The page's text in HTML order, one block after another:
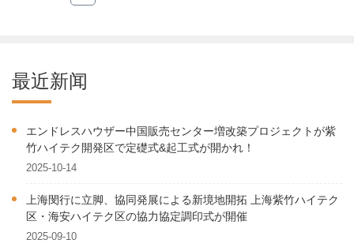
最近新闻
エンドレスハウザー中国販売センター増改築プロジェクトが紫
竹ハイテク開発区で定礎式&起工式が開かれ！
2025-10-14
上海閔行に立脚、協同発展による新境地開拓 上海紫竹ハイテク
区・海安ハイテク区の協力協定調印式が開催
2025-09-10